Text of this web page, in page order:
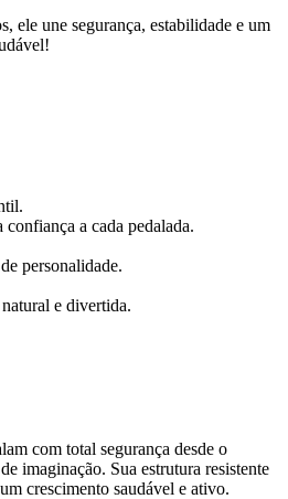
ele une segurança, estabilidade e um
a cada pedalada.
personalidade.
e divertida.
com total segurança desde o
imaginação. Sua estrutura resistente
crescimento saudável e ativo.